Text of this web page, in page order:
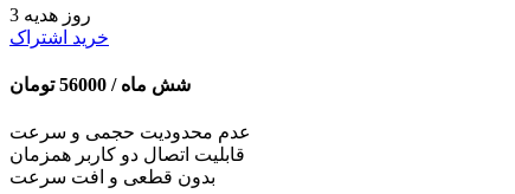
3 روز هدیه
خرید اشتراک
شش ماه / 56000 تومان
عدم محدودیت حجمی و سرعت
قابلیت اتصال دو کاربر همزمان
بدون قطعی و افت سرعت